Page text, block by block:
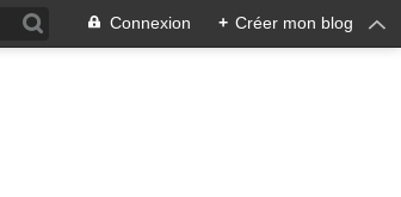
Connexion + Créer mon blog